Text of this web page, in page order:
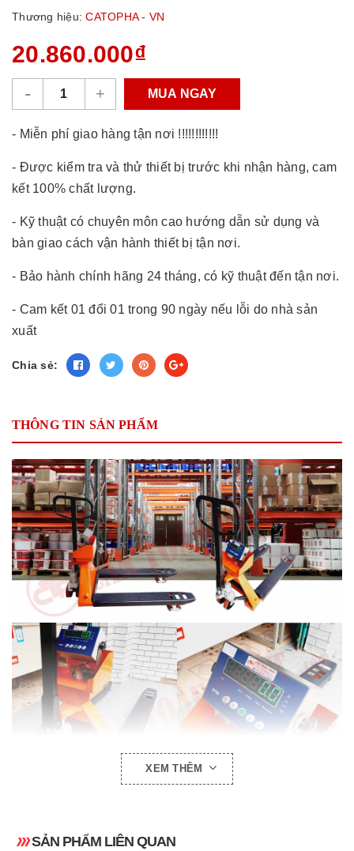
Thương hiệu: CATOPHA - VN
20.860.000₫
- + MUA NGAY
- Miễn phí giao hàng tận nơi !!!!!!!!!!!!
- Được kiểm tra và thử thiết bị trước khi nhận hàng, cam
kết 100% chất lượng.
- Kỹ thuật có chuyên môn cao hướng dẫn sử dụng và
bàn giao cách vận hành thiết bị tận nơi.
- Bảo hành chính hãng 24 tháng, có kỹ thuật đến tận nơi.
- Cam kết 01 đổi 01 trong 90 ngày nếu lỗi do nhà sản
xuất
Chia sẻ:
THÔNG TIN SẢN PHẨM
XEM THÊM
SẢN PHẨM LIÊN QUAN